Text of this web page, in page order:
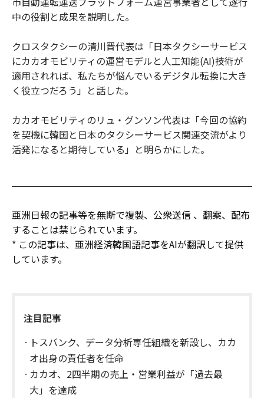
中の役割と成果を説明した。
クロスタクシーの清川晋代表は「日本タクシーサービス
にカカオモビリティの運営モデルと人工知能(AI)技術が
適用されれば、私たちが悩んでいるデジタル転換に大き
く役立つだろう」と話した。
カカオモビリティのリュ・グンソン代表は「今回の協約
を契機に韓国と日本のタクシーサービス関連交流がより
活発になると期待している」と明らかにした。
亜洲日報の記事等を無断で複製、公衆送信 、翻案、配布
することは禁じられています。
* この記事は、亜洲経済韓国語記事をAIが翻訳して提供
しています。
注目記事
トスバンク、データ分析専任組織を新設し、カカ
オ出身の責任者を任命
カカオ、2四半期の売上・営業利益が「過去最
大」を達成